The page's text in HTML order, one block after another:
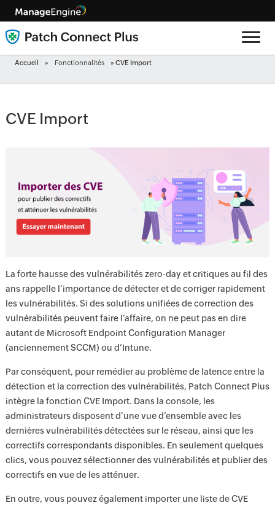
Accueil » Fonctionnalités » CVE Import
CVE Import
La forte hausse des vulnérabilités zero-day et critiques au fil des
ans rappelle l’importance de détecter et de corriger rapidement
les vulnérabilités. Si des solutions unifiées de correction des
vulnérabilités peuvent faire l’affaire, on ne peut pas en dire
autant de Microsoft Endpoint Configuration Manager
(anciennement SCCM) ou d’Intune.
Par conséquent, pour remédier au problème de latence entre la
détection et la correction des vulnérabilités, Patch Connect Plus
intègre la fonction CVE Import. Dans la console, les
administrateurs disposent d’une vue d’ensemble avec les
dernières vulnérabilités détectées sur le réseau, ainsi que les
correctifs correspondants disponibles. En seulement quelques
clics, vous pouvez sélectionner des vulnérabilités et publier des
correctifs en vue de les atténuer.
En outre, vous pouvez également importer une liste de CVE